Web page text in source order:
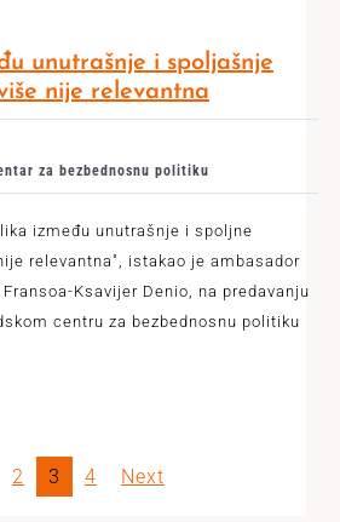
unutrašnje i spoljašnje
nije relevantna
za bezbednosnu politiku
između unutrašnje i spoljne
relevantna", istakao je ambasador
Ksavijer Denio, na predavanju
centru za bezbednosnu politiku
2 3 4 Next